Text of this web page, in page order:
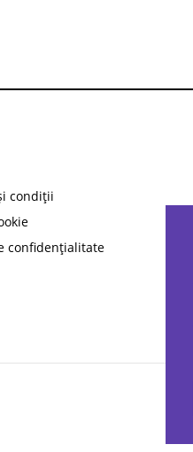
condiții
confidențialitate
PROTO41
reducere la orice